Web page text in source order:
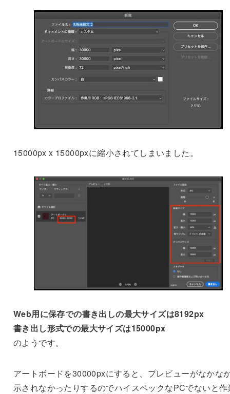
15000px x 15000pxに縮小されてしまいました。
Web用に保存での書き出しの最大サイズは8192px
書き出し形式での最大サイズは15000px
のようです。
アートボードを30000pxにすると、プレビューがなかな
示されなかったりするのでハイスペックなPCでないと作